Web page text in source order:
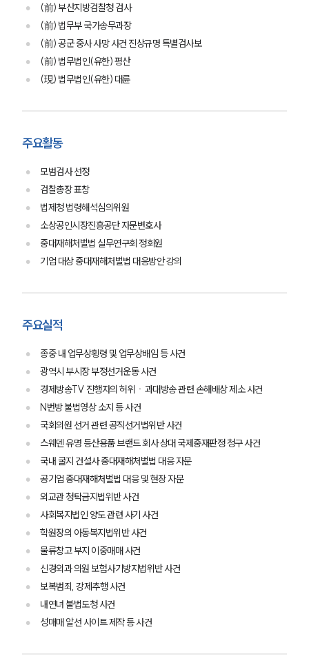
그룹소개
그룹소개
대륜의 강점
오시는 길
글로벌 파트너 로펌
고객의 소리
통합검색
AI대륜
업무사례
(前) 부산지방검찰청 검사
(前) 법무부 국가송무과장
(前) 공군 중사 사망 사건 진상규명 특별검사보
(前) 법무법인(유한) 평산
(現) 법무법인(유한) 대륜
주요활동
모범검사 선정
검찰총장 표창
법제청 법령해석심의위원
소상공인시장진흥공단 자문변호사
중대재해처벌법 실무연구회 정회원
기업 대상 중대재해처벌법 대응방안 강의
주요실적
종중 내 업무상횡령 및 업무상배임 등 사건
광역시 부시장 부정선거운동 사건
경제방송TV 진행자의 허위ㆍ과대방송 관련 손해배상 제소 사건
N번방 불법영상 소지 등 사건
국회의원 선거 관련 공직선거법위반 사건
스웨덴 유명 등산용품 브랜드 회사 상대 국제중재판정 청구 사건
국내 굴지 건설사 중대재해처벌법 대응 자문
공기업 중대재해처벌법 대응 및 현장 자문
외교관 청탁금지법위반 사건
사회복지법인 양도 관련 사기 사건
학원장의 아동복지법위반 사건
물류창고 부지 이중매매 사건
신경외과 의원 보험사기방지법위반 사건
보복범죄, 강제추행 사건
내연녀 불법도청 사건
성매매 알선 사이트 제작 등 사건